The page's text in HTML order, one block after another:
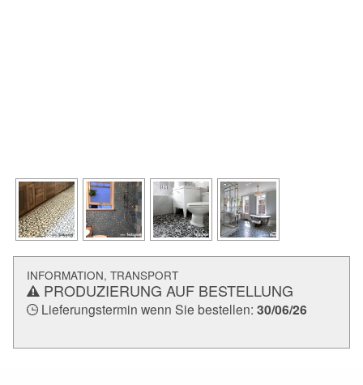
INFORMATION, TRANSPORT
PRODUZIERUNG AUF BESTELLUNG
Lieferungstermin wenn Sie bestellen: 30/06/26